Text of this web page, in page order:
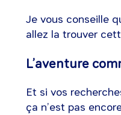
Je vous conseille
allez la trouver
L’aventure
Et si vos
ça n’est pas